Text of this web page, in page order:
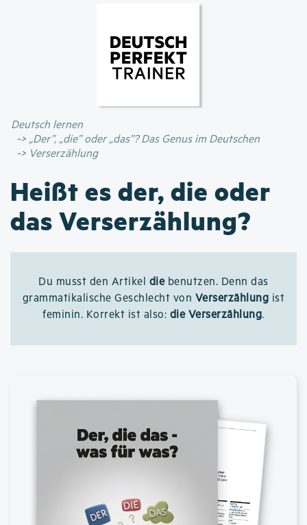
Inhalt
Deutsch lernen
„Der”, „die” oder „das”? Das Genus im Deutschen
Verserzählung
Heißt es der, die oder
das Verserzählung?
Du musst den Artikel diebenutzen. Denn das
grammatikalische Geschlecht von Verserzählung ist
feminin. Korrekt ist also: die Verserzählung.